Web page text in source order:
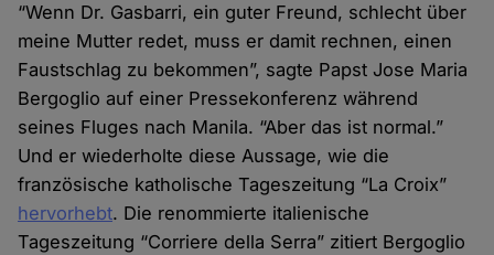
“Wenn Dr. Gasbarri, ein guter Freund, schlecht über
meine Mutter redet, muss er damit rechnen, einen
Faustschlag zu bekommen”, sagte Papst Jose Maria
Bergoglio auf einer Pressekonferenz während
seines Fluges nach Manila. “Aber das ist normal.”
Und er wiederholte diese Aussage, wie die
französische katholische Tageszeitung “La Croix”
hervorhebt. Die renommierte italienische
Tageszeitung “Corriere della Serra” zitiert Bergoglio